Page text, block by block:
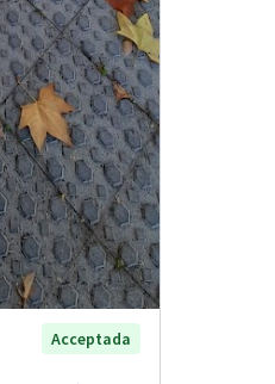
Acceptada